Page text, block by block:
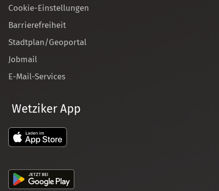
Cookie-Einstellungen
Barrierefreiheit
Stadtplan/Geoportal
Jobmail
E-Mail-Services
Wetziker App